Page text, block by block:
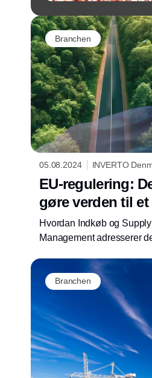
Branchen
05.08.2024 INVERTO
EU-regulering:
gøre verden til
Hvordan Indkøb og
Management adresserer
Branchen